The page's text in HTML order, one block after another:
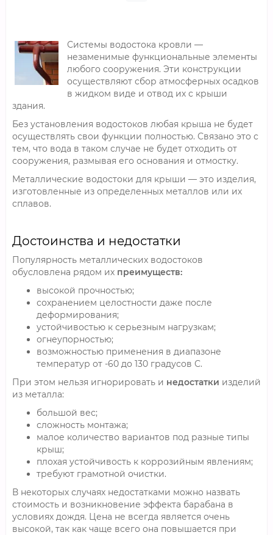
Системы водостока кровли —
незаменимые функциональные элементы
любого сооружения. Эти конструкции
осуществляют сбор атмосферных осадков
в жидком виде и отвод их с крыши
здания.
Без установления водостоков любая крыша не будет
осуществлять свои функции полностью. Связано это с
тем, что вода в таком случае не будет отходить от
сооружения, размывая его основания и отмостку.
Металлические водостоки для крыши — это изделия,
изготовленные из определенных металлов или их
сплавов.
Достоинства и недостатки
Популярность металлических водостоков
обусловлена рядом их преимуществ:
высокой прочностью;
сохранением целостности даже после
деформирования;
устойчивостью к серьезным нагрузкам;
огнеупорностью;
возможностью применения в диапазоне
температур от -60 до 130 градусов С.
При этом нельзя игнорировать и недостатки изделий
из металла:
большой вес;
сложность монтажа;
малое количество вариантов под разные типы
крыш;
плохая устойчивость к коррозийным явлениям;
требуют грамотной очистки.
В некоторых случаях недостатками можно назвать
стоимость и возникновение эффекта барабана в
условиях дождя. Цена не всегда является очень
высокой, так как чаще всего она повышается при